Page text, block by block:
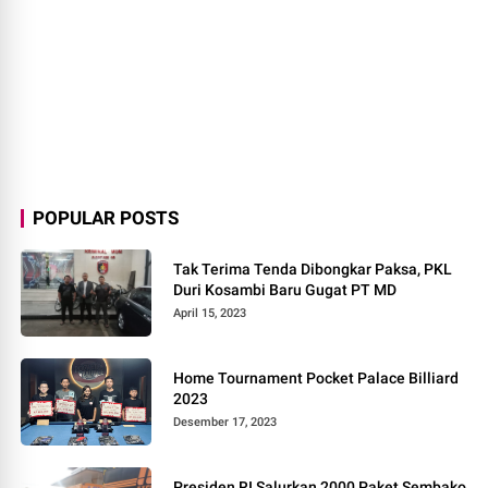
POPULAR POSTS
Tak Terima Tenda Dibongkar Paksa, PKL
Duri Kosambi Baru Gugat PT MD
April 15, 2023
Home Tournament Pocket Palace Billiard
2023
Desember 17, 2023